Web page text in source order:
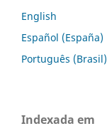
English
Español (España)
Português (Brasil)
Indexada em